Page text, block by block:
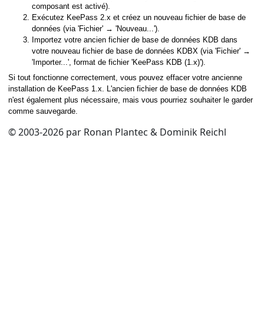
composant est activé).
Exécutez KeePass 2.x et créez un nouveau fichier de base de
données (via 'Fichier' → 'Nouveau...').
Importez votre ancien fichier de base de données KDB dans
votre nouveau fichier de base de données KDBX (via 'Fichier' →
'Importer...', format de fichier 'KeePass KDB (1.x)').
Si tout fonctionne correctement, vous pouvez effacer votre ancienne
installation de KeePass 1.x. L'ancien fichier de base de données KDB
n'est également plus nécessaire, mais vous pourriez souhaiter le garder
comme sauvegarde.
© 2003-2026 par Ronan Plantec & Dominik Reichl